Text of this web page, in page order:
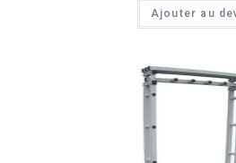
Ajouter au